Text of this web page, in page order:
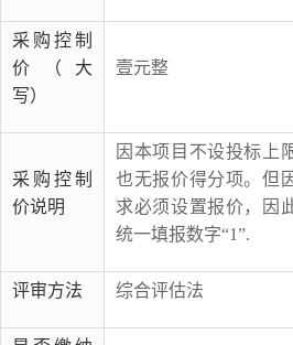
采购控制
价（大
写）
壹元整
采购控制
价说明
因本项目不设投标上
也无报价得分项。但
求必须设置报价，因
统一填报数字“1”.
评审方法 综合评估法